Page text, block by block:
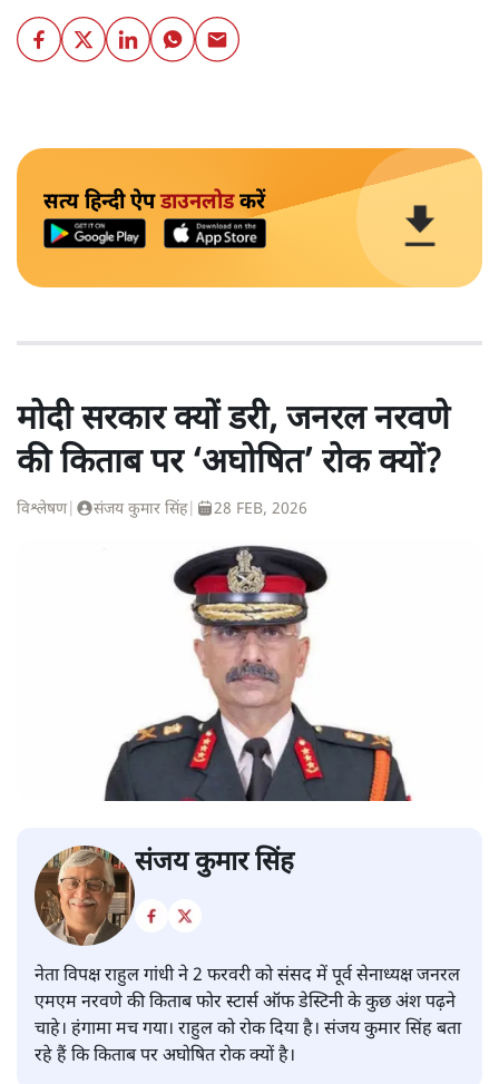
सत्य हिन्दी ऐपडाउनलोडकरें
मोदी सरकार क्यों डरी, जनरल नरवणे
की किताब पर ‘अघोषित’ रोक क्यों?
विश्लेषण| संजय कुमार सिंह| 28 FEB, 2026
संजय कुमार सिंह
नेता विपक्ष राहुल गांधी ने 2 फरवरी को संसद में पूर्व सेनाध्यक्ष जनरल
एमएम नरवणे की किताब फोर स्टार्स ऑफ डेस्टिनी के कुछ अंश पढ़ने
चाहे। हंगामा मच गया। राहुल को रोक दिया है। संजय कुमार सिंह बता
रहे हैं कि किताब पर अघोषित रोक क्यों है।